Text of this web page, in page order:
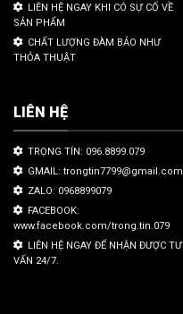
LIÊN HỆ NGAY KHI CÓ SỰ CỐ VỀ
SẢN PHẨM
CHẤT LƯỢNG ĐÀM BẢO NHƯ
THỎA THUẬT
LIÊN HỆ
TRỌNG TÍN: 096.8899.079
GMAIL: trongtin7799@gmail.com
ZALO: 0968899079
FACEBOOK:
www.facebook.com/trong.tin.079
LIÊN HỆ NGAY ĐỂ NHẬN ĐƯỢC TƯ
VẤN 24/7.